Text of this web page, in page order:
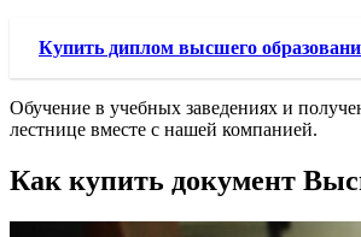
Купить диплом высшего
Обучение в учебных заведениях и
лестнице вместе с нашей компанией.
Как купить документ